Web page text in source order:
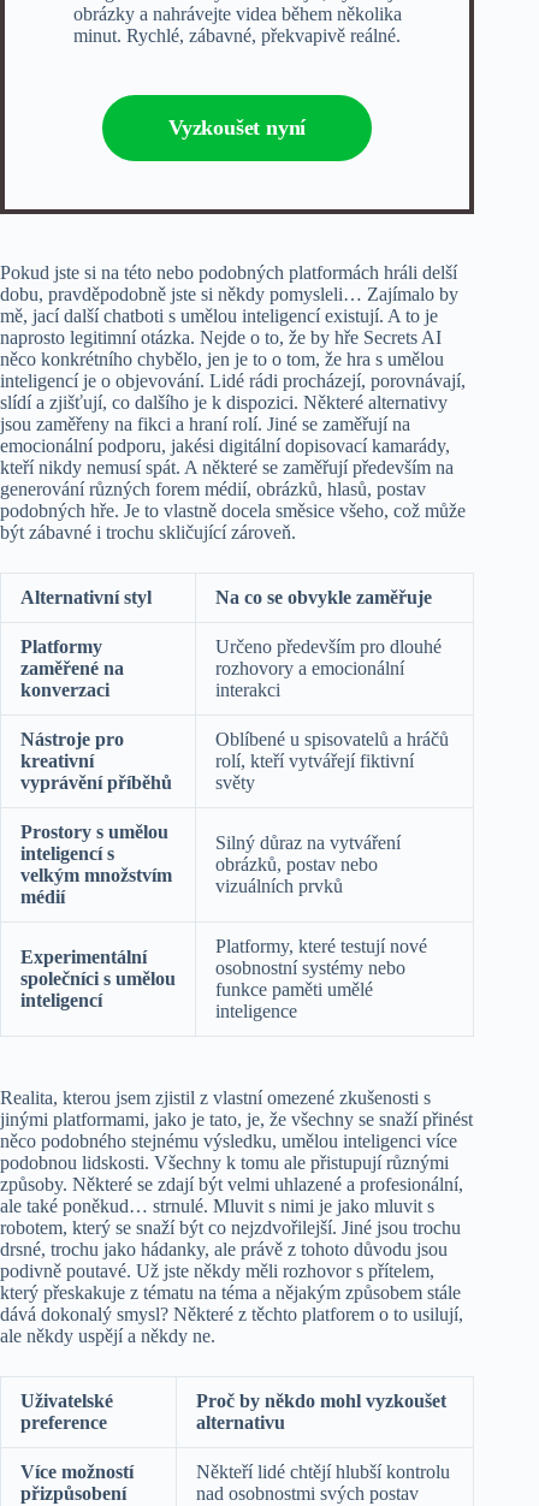
obrázky a nahrávejte videa během několika
minut. Rychlé, zábavné, překvapivě reálné.
Vyzkoušet nyní
Pokud jste si na této nebo podobných platformách hráli delší
dobu, pravděpodobně jste si někdy pomysleli… Zajímalo by
mě, jací další chatboti s umělou inteligencí existují. A to je
naprosto legitimní otázka. Nejde o to, že by hře Secrets AI
něco konkrétního chybělo, jen je to o tom, že hra s umělou
inteligencí je o objevování. Lidé rádi procházejí, porovnávají,
slídí a zjišťují, co dalšího je k dispozici. Některé alternativy
jsou zaměřeny na fikci a hraní rolí. Jiné se zaměřují na
emocionální podporu, jakési digitální dopisovací kamarády,
kteří nikdy nemusí spát. A některé se zaměřují především na
generování různých forem médií, obrázků, hlasů, postav
podobných hře. Je to vlastně docela směsice všeho, což může
být zábavné i trochu skličující zároveň.
Alternativní styl Na co se obvykle zaměřuje
Platformy
zaměřené na
konverzaci
Určeno především pro dlouhé
rozhovory a emocionální
interakci
Nástroje pro
kreativní
vyprávění příběhů
Oblíbené u spisovatelů a hráčů
rolí, kteří vytvářejí fiktivní
světy
Prostory s umělou
inteligencí s
velkým množstvím
médií
Silný důraz na vytváření
obrázků, postav nebo
vizuálních prvků
Experimentální
společníci s umělou
inteligencí
Platformy, které testují nové
osobnostní systémy nebo
funkce paměti umělé
inteligence
Realita, kterou jsem zjistil z vlastní omezené zkušenosti s
jinými platformami, jako je tato, je, že všechny se snaží přinést
něco podobného stejnému výsledku, umělou inteligenci více
podobnou lidskosti. Všechny k tomu ale přistupují různými
způsoby. Některé se zdají být velmi uhlazené a profesionální,
ale také poněkud… strnulé. Mluvit s nimi je jako mluvit s
robotem, který se snaží být co nejzdvořilejší. Jiné jsou trochu
drsné, trochu jako hádanky, ale právě z tohoto důvodu jsou
podivně poutavé. Už jste někdy měli rozhovor s přítelem,
který přeskakuje z tématu na téma a nějakým způsobem stále
dává dokonalý smysl? Některé z těchto platforem o to usilují,
ale někdy uspějí a někdy ne.
Uživatelské
preference
Proč by někdo mohl vyzkoušet
alternativu
Více možností
přizpůsobení
Někteří lidé chtějí hlubší kontrolu
nad osobnostmi svých postav